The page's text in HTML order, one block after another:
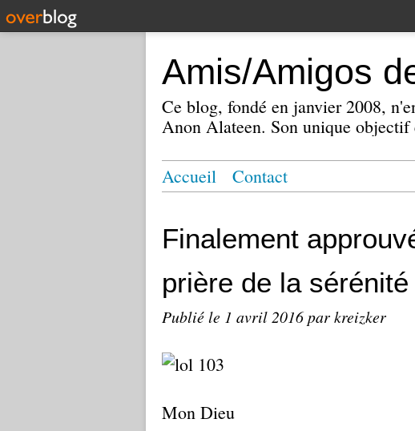
Amis/Amigos
Ce blog, fondé en janvier 2008,
Anon Alateen. Son unique
Accueil Contact
Finalement
prière de la sérénité
Publié le 1 avril 2016par kreizker
Mon Dieu